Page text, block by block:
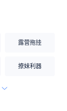
露营拖挂
撩妹利器